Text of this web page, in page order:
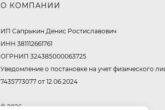
О КОМПАНИИ
ИП Сапрыкин Денис Ростиславович
ИНН 381112661761
ОГРНИП 324385000063725
Уведомление о постановке на учет физического
7435773077 от 12.06.2024
© 2026